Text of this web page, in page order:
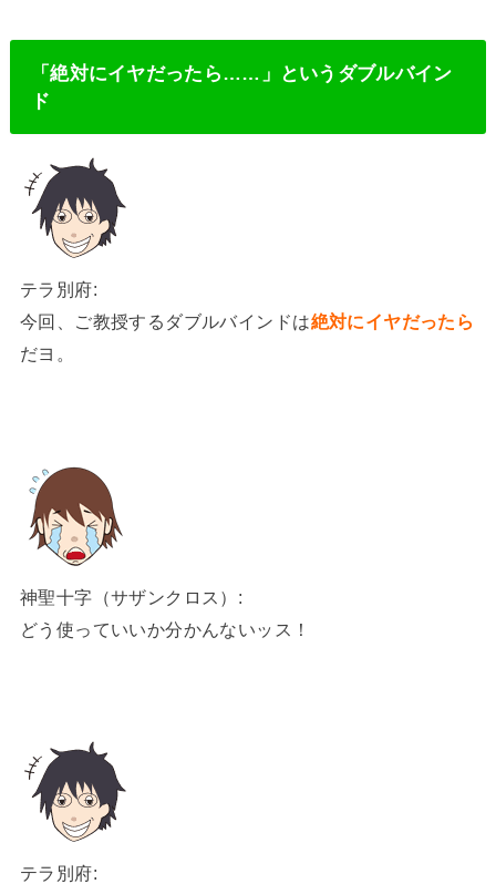
「絶対にイヤだったら……」というダブルバイン
ド
テラ別府:
今回、ご教授するダブルバインドは絶対にイヤだったら
だヨ。
神聖十字（サザンクロス）:
どう使っていいか分かんないッス！
テラ別府: